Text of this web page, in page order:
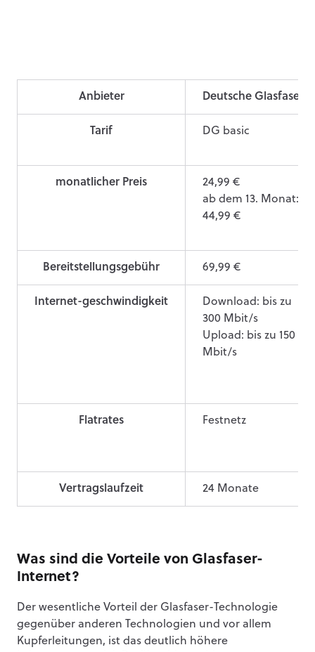
Anbieter Deutsche Glasfaser
Tarif DG basic
monatlicher Preis
24,99 €
ab dem 13. Monat:
44,99 €
Bereitstellungsgebühr 69,99 €
Internet-geschwindigkeit
Download: bis zu
300 Mbit/s
Upload: bis zu 150
Mbit/s
Flatrates Festnetz
Vertragslaufzeit 24 Monate
Was sind die Vorteile von Glasfaser-
Internet?
Der wesentliche Vorteil der Glasfaser-Technologie
gegenüber anderen Technologien und vor allem
Kupferleitungen, ist das deutlich höhere